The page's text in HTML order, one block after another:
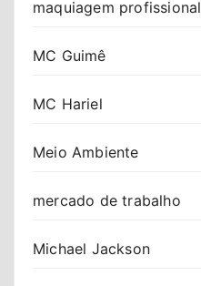
maquiagem profissional
MC Guimê
MC Hariel
Meio Ambiente
mercado de trabalho
Michael Jackson